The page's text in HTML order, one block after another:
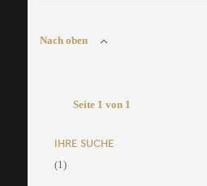
Nach oben
Seite 1 von 1
IHRE SUCHE
(1)